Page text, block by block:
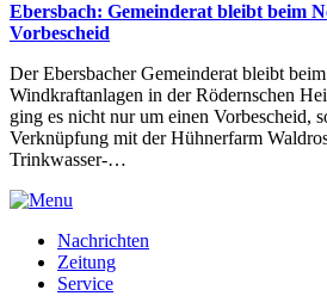
Ebersbach: Gemeinderat bleibt beim
Vorbescheid
Der Ebersbacher Gemeinderat bleibt
Windkraftanlagen in der Rödernschen
ging es nicht nur um einen Vorbescheid,
Verknüpfung mit der Hühnerfarm
Trinkwasser-…
Nachrichten
Zeitung
Service